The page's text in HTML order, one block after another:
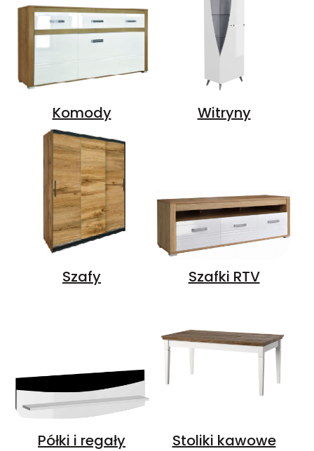
Komody Witryny
Szafy Szafki RTV
Półki i regały Stoliki kawowe